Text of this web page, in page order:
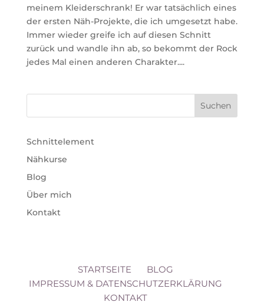
meinem Kleiderschrank! Er war tatsächlich eines
der ersten Näh-Projekte, die ich umgesetzt habe.
Immer wieder greife ich auf diesen Schnitt
zurück und wandle ihn ab, so bekommt der Rock
jedes Mal einen anderen Charakter....
Schnittelement
Nähkurse
Blog
Über mich
Kontakt
STARTSEITE
BLOG
IMPRESSUM & DATENSCHUTZERKLÄRUNG
KONTAKT